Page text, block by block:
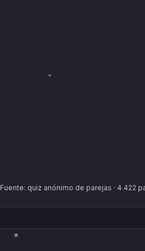
Fuente: quiz anónimo de parejas · 4 422